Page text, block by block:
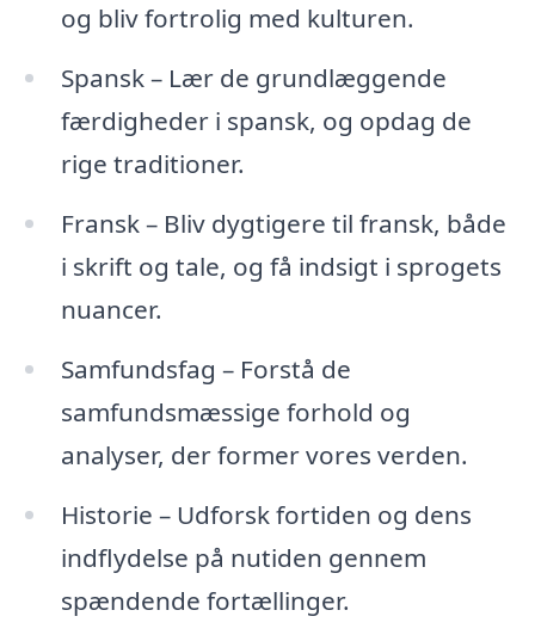
og bliv fortrolig med kulturen.
Spansk – Lær de grundlæggende
færdigheder i spansk, og opdag de
rige traditioner.
Fransk – Bliv dygtigere til fransk, både
i skrift og tale, og få indsigt i sprogets
nuancer.
Samfundsfag – Forstå de
samfundsmæssige forhold og
analyser, der former vores verden.
Historie – Udforsk fortiden og dens
indflydelse på nutiden gennem
spændende fortællinger.